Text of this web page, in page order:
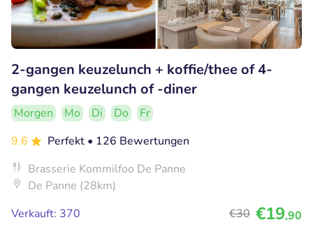
2-gangen keuzelunch + koffie/thee of 4-
gangen keuzelunch of -diner
Morgen Mo Di Do
Fr
9.6
Perfekt • 126 Bewertungen
Brasserie Kommilfoo De Panne
De Panne (28km)
Verkauft: 370
€30 €19,90